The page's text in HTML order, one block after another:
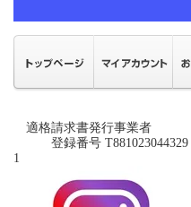
適格請求書発行事業者
登録番号 T881023044329
1